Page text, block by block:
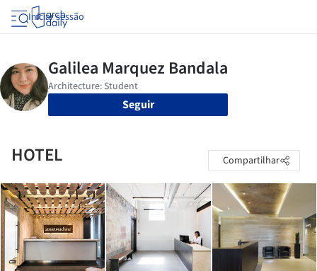
Iniciar sessão
Seguir
HOTEL Compartilhar